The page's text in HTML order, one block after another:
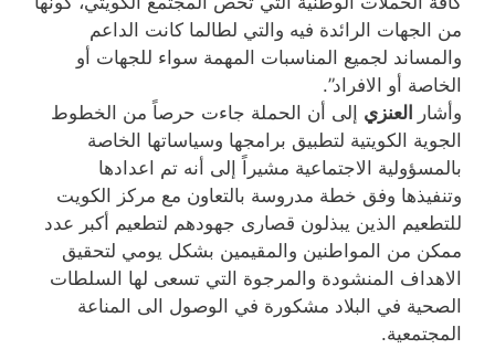
من الجهات الرائدة فيه والتي لطالما كانت الداعم
والمساند لجميع المناسبات المهمة سواء للجهات أو
الخاصة أو الافراد”.
وأشار
العنزي إلى أن الحملة جاءت حرصاً من الخطوط
الجوية الكويتية لتطبيق برامجها وسياساتها الخاصة
بالمسؤولية الاجتماعية مشيراً إلى أنه تم اعدادها
وتنفيذها وفق خطة مدروسة بالتعاون مع مركز الكويت
للتطعيم الذين يبذلون قصارى جهودهم لتطعيم أكبر عدد
ممكن من المواطنين والمقيمين بشكل يومي لتحقيق
الاهداف المنشودة والمرجوة التي تسعى لها السلطات
الصحية في البلاد مشكورة في الوصول الى المناعة
المجتمعية.